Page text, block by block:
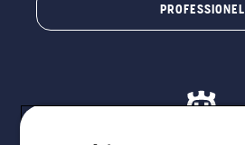
PROFESSIONEL